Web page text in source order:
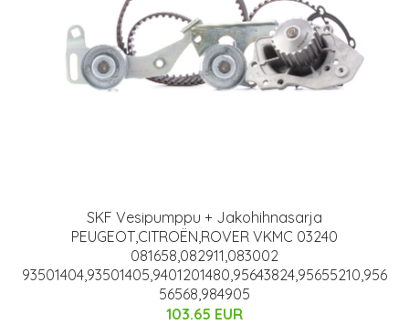
SKF Vesipumppu + Jakohihnasarja
PEUGEOT,CITROËN,ROVER VKMC 03240
081658,082911,083002
93501404,93501405,9401201480,95643824,95655210,956
56568,984905
103.65 EUR